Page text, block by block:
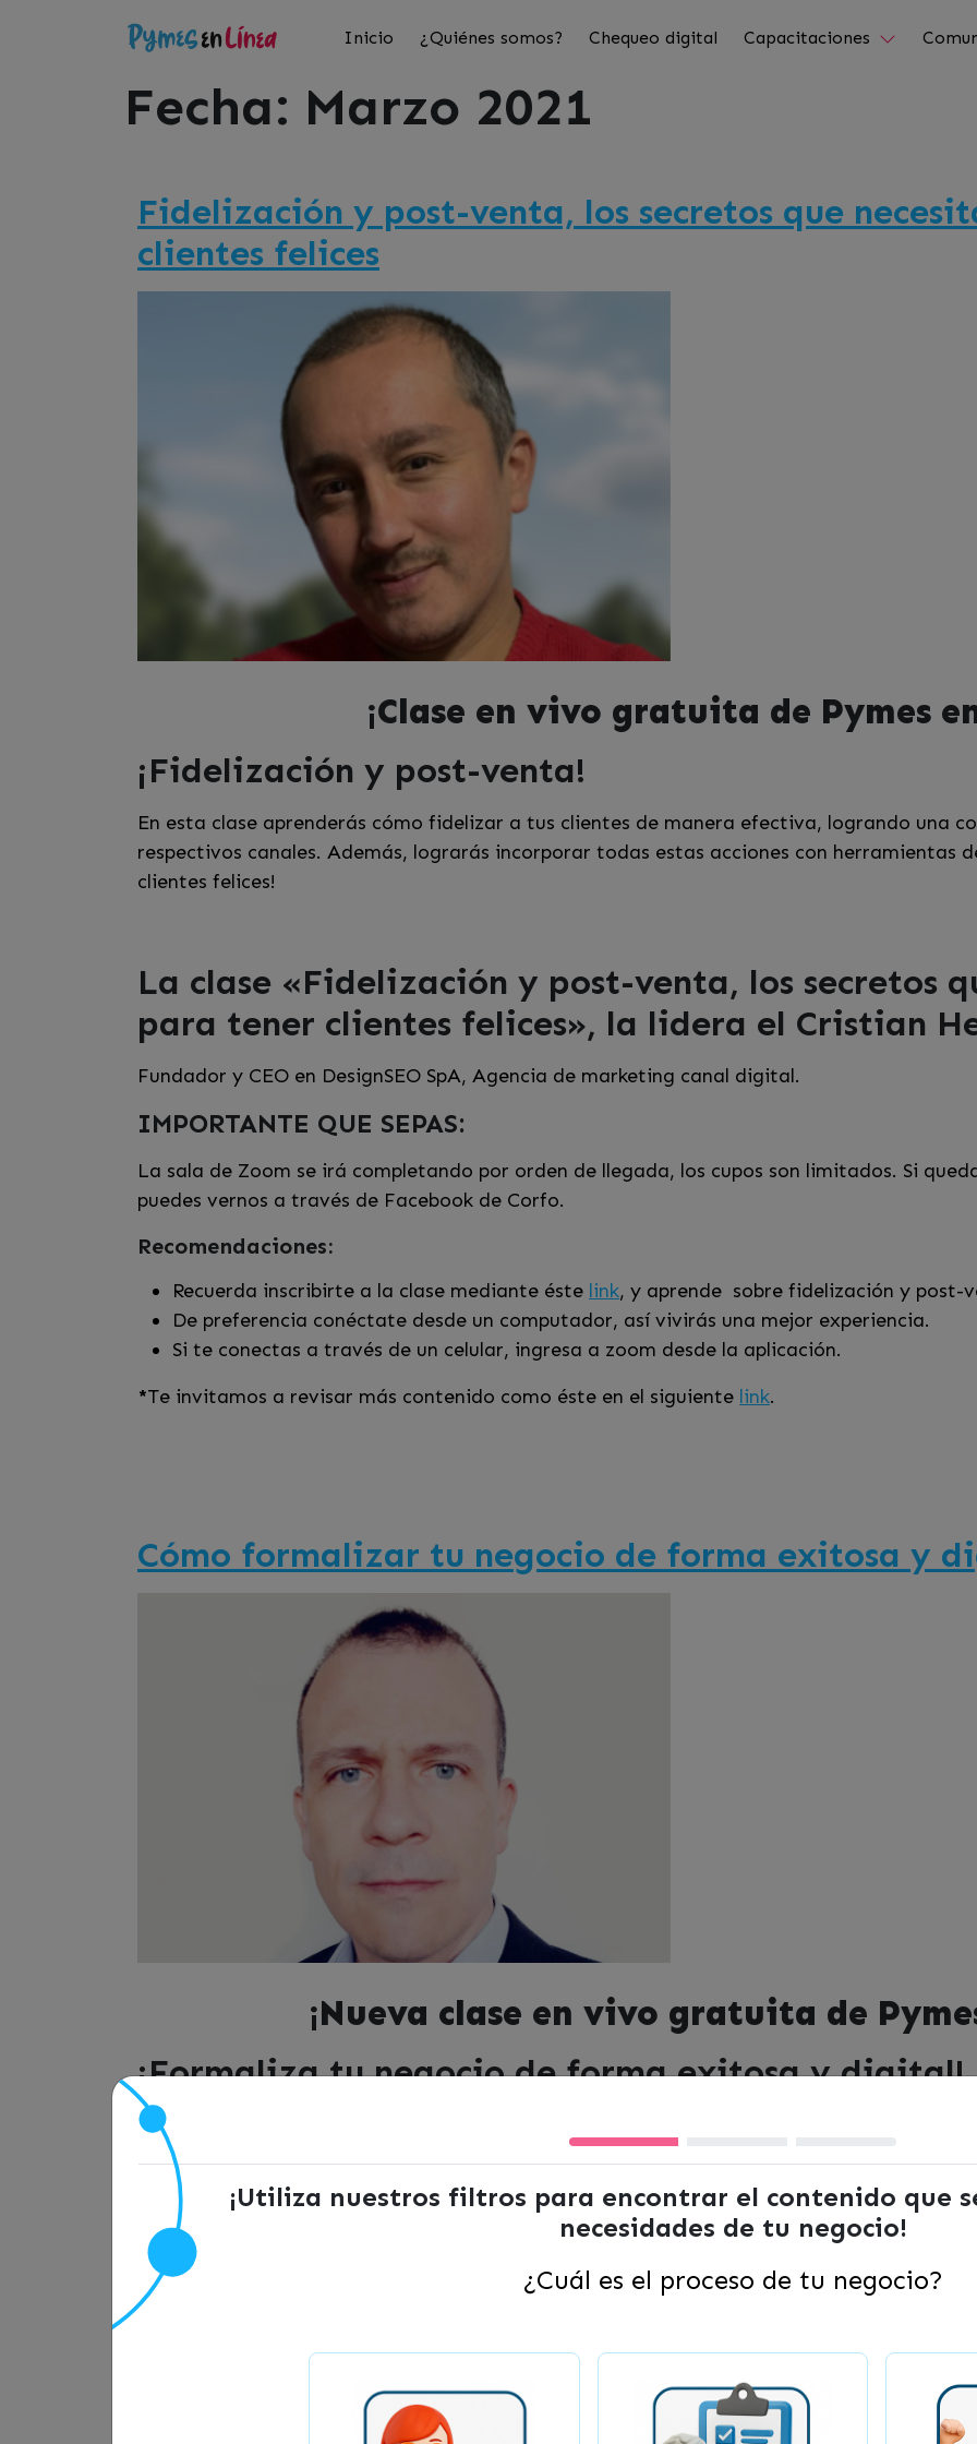
Inicio ¿Quiénes somos? Chequeo digital Capacitaciones
Fecha: Marzo 2021
Fidelización y post-venta, los secretos que
clientes felices
¡Clase en vivo gratuita de Pymes
¡Fidelización y post-venta!
En esta clase aprenderás cómo fidelizar a tus clientes de manera efectiva, logrando una
respectivos canales. Además, lograrás incorporar todas estas acciones con herramientas
clientes felices!
La clase «Fidelización y post-venta, los secretos
para tener clientes felices», la lidera el Cristian
Fundador y CEO en DesignSEO SpA, Agencia de marketing canal digital.
IMPORTANTE QUE SEPAS:
La sala de Zoom se irá completando por orden de llegada, los cupos son limitados. Si
puedes vernos a través de Facebook de Corfo.
Recomendaciones:
Recuerda inscribirte a la clase mediante éste link, y aprende sobre fidelización y post-
De preferencia conéctate desde un computador, así vivirás una mejor experiencia.
Si te conectas a través de un celular, ingresa a zoom desde la aplicación.
*Te invitamos a revisar más contenido como éste en el siguiente link.
Cómo formalizar tu negocio de forma exitosa y
¡Nueva clase en vivo gratuita de
¡Formaliza tu negocio de forma exitosa y digital!
En esta clase te enseñaremos a constituir tu empresa o sociedad, cómo iniciar
conocerás cuales son los requisitos, documentación y todo lo que tienes que saber para
La clase «Cómo formalizar tu negocio de forma
lidera el especialista Jason Scherpenisse:
Coordinador de Tu Empresa en Un Día, el portal de formalización y trámites para
IMPORTANTE QUE SEPAS:
¡Utiliza nuestros filtros para encontrar el contenido que
necesidades de tu negocio!
¿Cuál es el proceso de tu negocio?